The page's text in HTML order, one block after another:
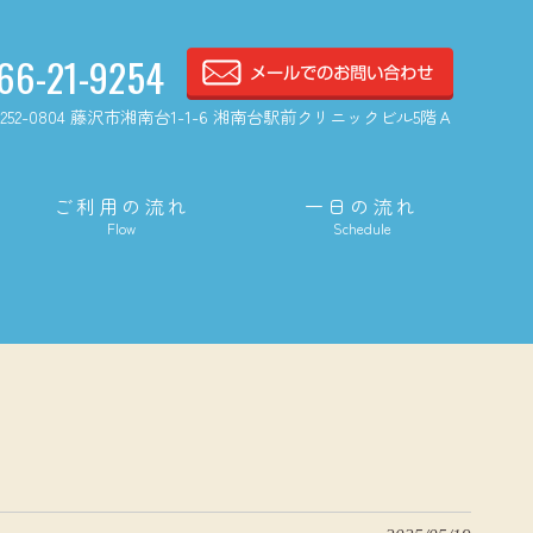
21-9254
0804 藤沢市湘南台1-1-6 湘南台駅前クリニックビル5階Ａ
ご利用の流れ
Flow
一日の流れ
Schedule